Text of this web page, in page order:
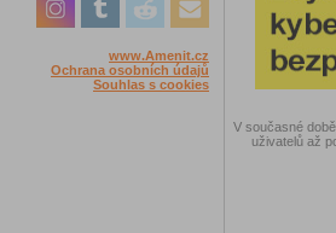
www.Amenit.cz
Ochrana osobních údajů
Souhlas s cookies
V současné
uživatelů až